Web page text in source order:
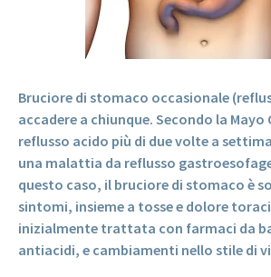
Bruciore di stomaco occasionale
accadere a chiunque. Secondo la Mayo
reflusso acido più di due volte a
una malattia da reflusso
questo caso, il bruciore di stomaco è
sintomi, insieme a tosse e dolore
inizialmente trattata con farmaci da
antiacidi, e cambiamenti nello stile di